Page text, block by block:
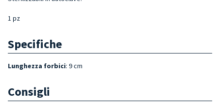
1 pz
Specifiche
Lunghezza forbici: 9 cm
Consigli